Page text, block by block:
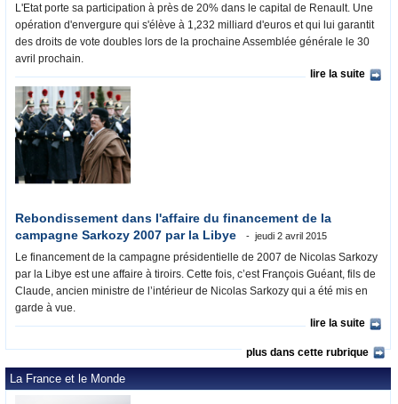
L'Etat porte sa participation à près de 20% dans le capital de Renault. Une
opération d'envergure qui s'élève à 1,232 milliard d'euros et qui lui garantit
des droits de vote doubles lors de la prochaine Assemblée générale le 30
avril prochain.
lire la suite
Rebondissement dans l'affaire du financement de la
campagne Sarkozy 2007 par la Libye
jeudi 2 avril 2015
Le financement de la campagne présidentielle de 2007 de Nicolas Sarkozy
par la Libye est une affaire à tiroirs. Cette fois, c’est François Guéant, fils de
Claude, ancien ministre de l’intérieur de Nicolas Sarkozy qui a été mis en
garde à vue.
lire la suite
plus dans cette rubrique
La France et le Monde